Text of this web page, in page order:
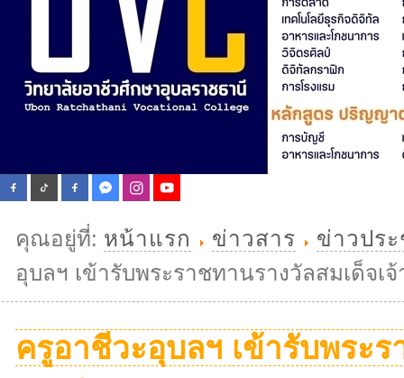
คุณอยู่ที่: หน้าแรก ข่าวสาร
ข่าวปร
อุบลฯ เข้ารับพระราชทานรางวัลสมเด็จเ
ครูอาชีวะอุบลฯ เข้ารับพระ